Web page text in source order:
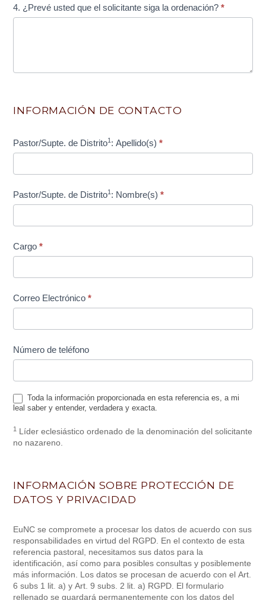
4. ¿Prevé usted que el solicitante siga la ordenación?*
INFORMACIÓN DE CONTACTO
Pastor/Supte. de Distrito1 : Apellido(s)*
Pastor/Supte. de Distrito1 : Nombre(s)*
Cargo*
Correo Electrónico*
Número de teléfono
Toda la información proporcionada en esta referencia es, a mi
leal saber y entender, verdadera y exacta.
1 Líder eclesiástico ordenado de la denominación del solicitante
no nazareno.
INFORMACIÓN SOBRE PROTECCIÓN DE
DATOS Y PRIVACIDAD
EuNC se compromete a procesar los datos de acuerdo con sus
responsabilidades en virtud del RGPD. En el contexto de esta
referencia pastoral, necesitamos sus datos para la
identificación, así como para posibles consultas y posiblemente
más información. Los datos se procesan de acuerdo con el Art.
6 subs 1 lit. a) y Art. 9 subs. 2 lit. a) RGPD. El formulario
rellenado se guardará permanentemente con los datos del